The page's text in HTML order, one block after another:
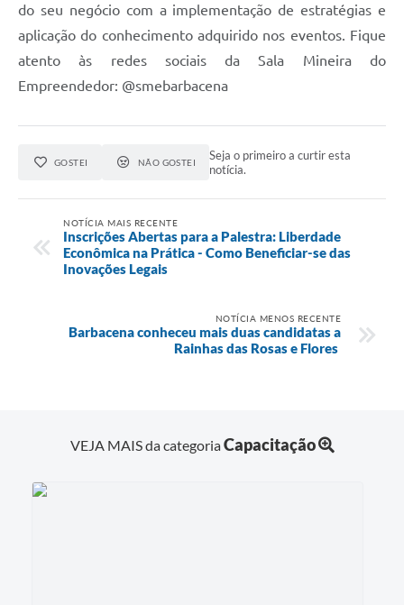
do seu negócio com a implementação de estratégias e
aplicação do conhecimento adquirido nos eventos. Fique
atento às redes sociais da Sala Mineira do
Empreendedor: @smebarbacena
GOSTEI NÃO GOSTEI
Seja o primeiro a curtir esta
notícia.
NOTÍCIA MAIS RECENTE
Inscrições Abertas para a Palestra: Liberdade
Econômica na Prática - Como Beneficiar-se das
Inovações Legais
NOTÍCIA MENOS RECENTE
Barbacena conheceu mais duas candidatas a
Rainhas das Rosas e Flores
VEJA MAIS da categoriaCapacitação